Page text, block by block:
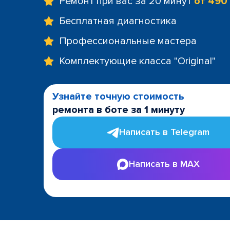
Бесплатная диагностика
Профессиональные мастера
Комплектующие класса "Original"
Узнайте точную стоимость
ремонта в боте за 1 минуту
Написать в Telegram
Написать в MAX